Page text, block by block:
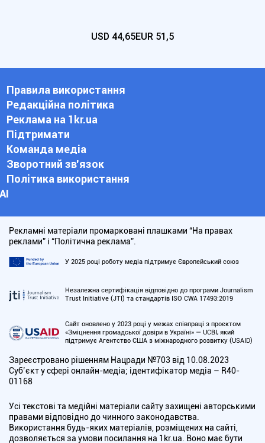
USD 44,65EUR 51,5
Правила використання
Редакційна політика
Реклама на 1kr.ua
Підтримати
Команда медіа
Зворотний зв'язок
Політика використання
АІ
Рекламні матеріали промарковані плашками “На правах
реклами” і “Політична реклама”.
У 2025 році роботу медіа підтримує Європейський союз
Незалежна сертифікація відповідно до програми Journalism
Trust Initiative (JTI) та стандартів ISO CWA 17493:2019
Сайт оновлено у 2023 році у межах співпраці з проєктом
«Зміцнення громадської довіри в Україні» — UCBI, який
підтримує Агентство США з міжнародного розвитку (USAID)
Зареєстровано рішенням Нацради №703 від 10.08.2023
Cуб’єкт у сфері онлайн-медіа; ідентифікатор медіа – R40-
01168
Усі текстові та медійні матеріали сайту захищені авторськими
правами відповідно до чинного законодавства.
Використання будь-яких матеріалів, розміщених на сайті,
дозволяється за умови посилання на 1kr.ua. Воно має бути